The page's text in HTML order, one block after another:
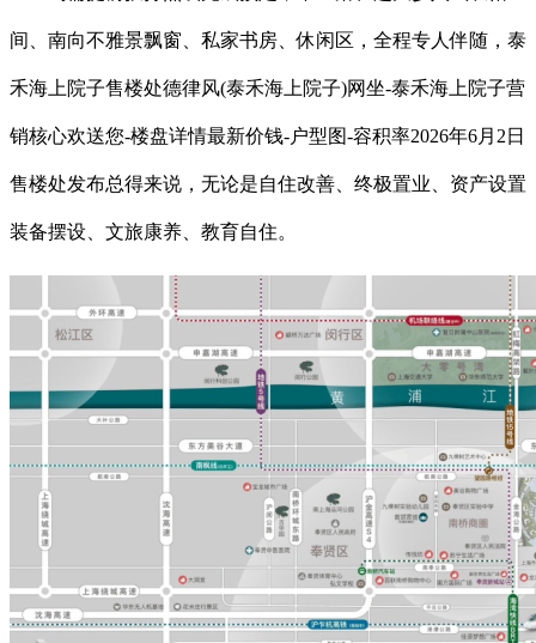
间、南向不雅景飘窗、私家书房、休闲区，全程专人伴随，泰
禾海上院子售楼处德律风(泰禾海上院子)网坐-泰禾海上院子营
销核心欢送您-楼盘详情最新价钱-户型图-容积率2026年6月2日
售楼处发布总得来说，无论是自住改善、终极置业、资产设置
装备摆设、文旅康养、教育自住。